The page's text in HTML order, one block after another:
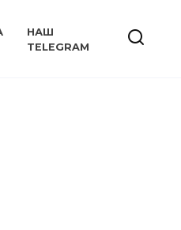
НАШ
TELEGRAM